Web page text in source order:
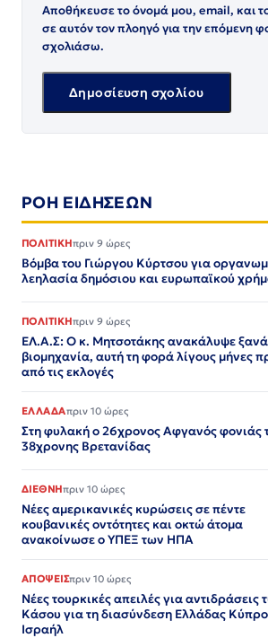
Αποθήκευσε το όνομά μου, email, και
σε αυτόν τον πλοηγό για την επόμενη
σχολιάσω.
ΡΟΗ ΕΙΔΗΣΕΩΝ
ΠΟΛΙΤΙΚΗπριν 9 ώρες
Βόμβα του Γιώργου Κύρτσου για
λεηλασία δημόσιου και ευρωπαϊκού
ΠΟΛΙΤΙΚΗπριν 9 ώρες
ΕΛ.Α.Σ: Ο κ. Μητσοτάκης ανακάλυψε ξανά
βιομηχανία, αυτή τη φορά λίγους μήνες
από τις εκλογές
ΕΛΛΑΔΑπριν 10 ώρες
Στη φυλακή ο 26χρονος Αφγανός φονιάς
38χρονης Βρετανίδας
ΔΙΕΘΝΗπριν 10 ώρες
Νέες αμερικανικές κυρώσεις σε πέντε
κουβανικές οντότητες και οκτώ άτομα
ανακοίνωσε ο ΥΠΕΞ των ΗΠΑ
ΑΠΟΨΕΙΣπριν 10 ώρες
Νέες τουρκικές απειλές για αντιδράσεις
Κάσου για τη διασύνδεση Ελλάδας
Ισραήλ